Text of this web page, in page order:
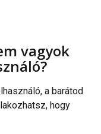
vagyok
a barátod
hogy